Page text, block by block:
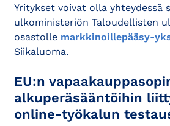
Yritykset voivat olla yhteydessä
ulkoministeriön Taloudellisten
osastolle markkinoillepääsy-
Siikaluoma.
EU:n
alkuperäsääntöihin
online-työkalun